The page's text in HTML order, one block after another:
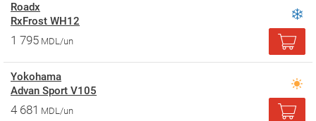
Roadx
RxFrost WH12
1 795 MDL/un
Yokohama
Advan Sport V105
4 681 MDL/un